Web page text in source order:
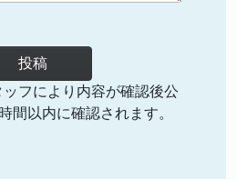
投稿
フにより内容が確認後公
間以内に確認されます。